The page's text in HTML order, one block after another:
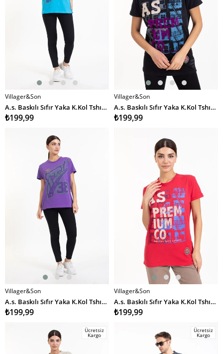
SEPETE EKLE
Villager&Son
A.s. Baskılı Sıfır Yaka K.Kol Tshırt TURKUAZ
₺199,99
SEPETE EKLE
Villager&Son
A.s. Baskılı Sıfır Yaka K.Kol Tshırt SİYAH
₺199,99
SEPETE EKLE
Villager&Son
A.s. Baskılı Sıfır Yaka K.Kol Tshırt MOR
₺199,99
SEPETE EKLE
Villager&Son
A.s. Baskılı Sıfır Yaka K.Kol Tshırt KIRMIZI
₺199,99
Ücretsiz
Kargo
Ücretsiz
Kargo